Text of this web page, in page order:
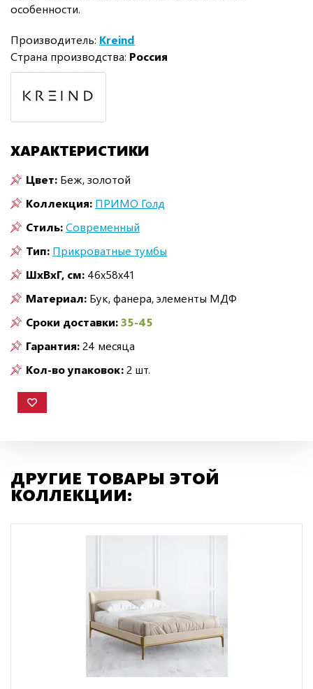
особенности.
Производитель: Kreind
Страна производства: Россия
ХАРАКТЕРИСТИКИ
Цвет: Беж, золотой
Коллекция: ПРИМО Голд
Стиль:Современный
Тип: Прикроватные тумбы
ШxВxГ, см: 46x58x41
Материал: Бук, фанера, элементы МДФ
Сроки доставки:35-45
Гарантия:24 месяца
Кол-во упаковок:2 шт.
ДРУГИЕ ТОВАРЫ ЭТОЙ
КОЛЛЕКЦИИ: